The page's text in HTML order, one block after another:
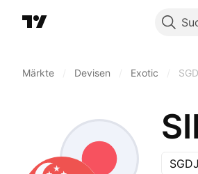
Märkte Devisen Exotic